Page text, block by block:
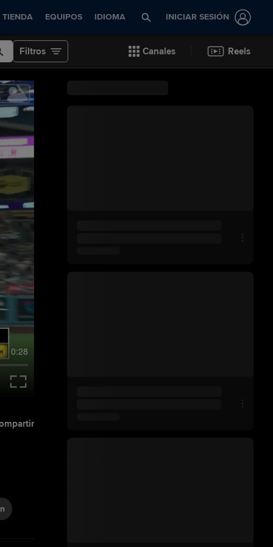
TIENDA EQUIPOS IDIOMA INICIAR SESIÓN
Filtros Canales Reels
0:28